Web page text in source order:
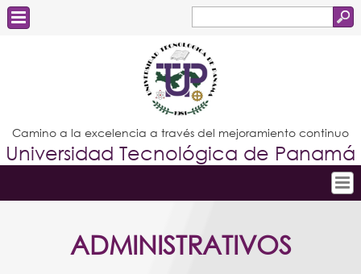
de
búsqueda
Estudiantes
Docentes
Administrativos
Graduados
Camino a la excelencia a través del mejoramiento continuo
Universidad Tecnológica de Panamá
Conoce la UTP
ADMINISTRATIVOS